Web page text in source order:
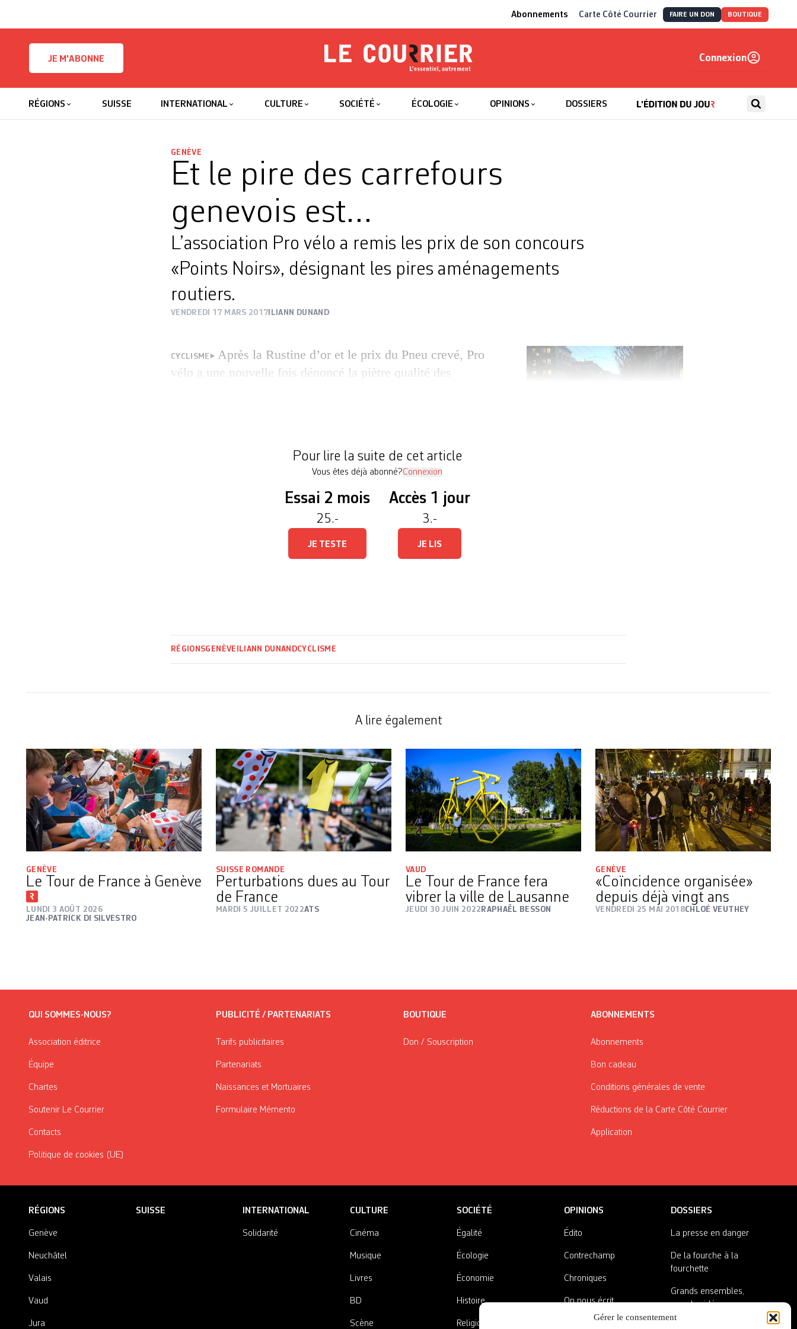
Gérer le consentement
Abonnements Carte Côté Courrier FAIRE UN DON BOUTIQUE
JE M'ABONNE
Le Courrier
Connexion
RÉGIONS SUISSE INTERNATIONAL CULTURE SOCIÉTÉ ÉCOLOGIE OPINIONS DOSSIERS
GENÈVE
Et le pire des carrefours
genevois est…
L’association Pro vélo a remis les prix de son concours
«Points Noirs», désignant les pires aménagements
routiers.
VENDREDI 17 MARS 2017 ILIANN DUNAND
CYCLISME
Après la Rustine d’or et le prix du Pneu crevé, Pro
vélo a une nouvelle fois dénoncé la piètre qualité des
Pour lire la suite de cet article
Vous êtes déjà abonné?Connexion
Essai 2 mois
25.-
JE TESTE
Accès 1 jour
3.-
JE LIS
RÉGIONSGENÈVE ILIANN DUNANDCYCLISME
A lire également
GENÈVE
Le Tour de France à Genève
LUNDI 3 AOÛT 2026
JEAN-PATRICK DI SILVESTRO
SUISSE ROMANDE
Perturbations dues au Tour
de France
MARDI 5 JUILLET 2022ATS
VAUD
Le Tour de France fera
vibrer la ville de Lausanne
JEUDI 30 JUIN 2022 RAPHAËL BESSON
GENÈVE
«Coïncidence organisée»
depuis déjà vingt ans
VENDREDI 25 MAI 2018CHLOÉ VEUTHEY
QUI SOMMES-NOUS?
Association éditrice
Équipe
Chartes
Soutenir Le Courrier
Contacts
Politique de cookies (UE)
PUBLICITÉ / PARTENARIATS
Tarifs publicitaires
Partenariats
Naissances et Mortuaires
Formulaire Mémento
BOUTIQUE
Don / Souscription
ABONNEMENTS
Abonnements
Bon cadeau
Conditions générales de vente
Réductions de la Carte Côté Courrier
Application
RÉGIONS
Genève
Neuchâtel
Valais
Vaud
Jura
SUISSE INTERNATIONAL
Solidarité
CULTURE
Cinéma
Musique
Livres
BD
Scène
SOCIÉTÉ
Égalité
Écologie
Économie
Histoire
Religions
OPINIONS
Édito
Contrechamp
Chroniques
On nous écrit
DOSSIERS
La presse en danger
De la fourche à la
fourchette
Grands ensembles,
grandes idées